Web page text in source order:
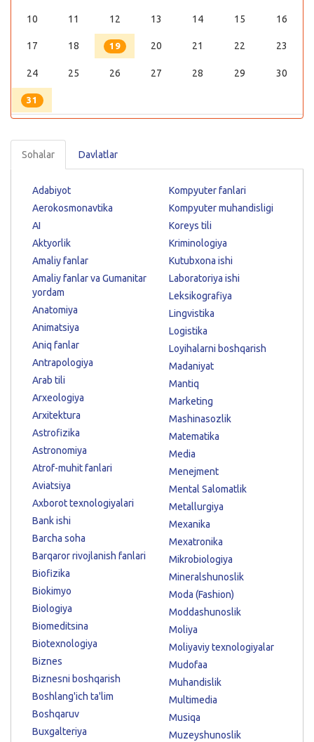
10 11 12 13 14 15 16
17 18 19 20 21 22 23
24 25 26 27 28 29 30
31
Sohalar Davlatlar
Adabiyot
Aerokosmonavtika
AI
Aktyorlik
Amaliy fanlar
Amaliy fanlar va Gumanitar
yordam
Anatomiya
Animatsiya
Aniq fanlar
Antrapologiya
Arab tili
Arxeologiya
Arxitektura
Astrofizika
Astronomiya
Atrof-muhit fanlari
Aviatsiya
Axborot texnologiyalari
Bank ishi
Barcha soha
Barqaror rivojlanish fanlari
Biofizika
Biokimyo
Biologiya
Biomeditsina
Biotexnologiya
Biznes
Biznesni boshqarish
Boshlang'ich ta'lim
Boshqaruv
Buxgalteriya
Kompyuter fanlari
Kompyuter muhandisligi
Koreys tili
Kriminologiya
Kutubxona ishi
Laboratoriya ishi
Leksikografiya
Lingvistika
Logistika
Loyihalarni boshqarish
Madaniyat
Mantiq
Marketing
Mashinasozlik
Matematika
Media
Menejment
Mental Salomatlik
Metallurgiya
Mexanika
Mexatronika
Mikrobiologiya
Mineralshunoslik
Moda (Fashion)
Moddashunoslik
Moliya
Moliyaviy texnologiyalar
Mudofaa
Muhandislik
Multimedia
Musiqa
Muzeyshunoslik